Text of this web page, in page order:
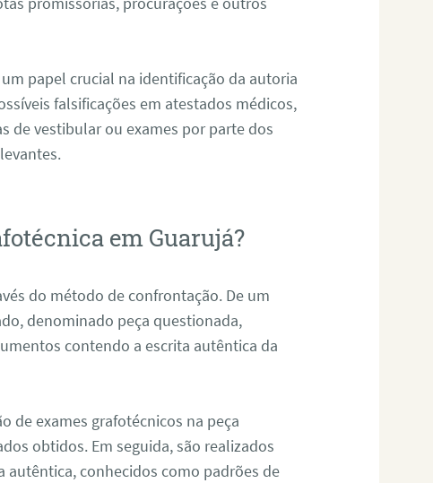
papel crucial na identificação da autoria
falsificações em atestados médicos,
de vestibular ou exames por parte dos
em Guarujá?
do método de confrontação. De um
denominado peça questionada,
contendo a escrita autêntica da
de exames grafotécnicos na peça
obtidos. Em seguida, são realizados
autêntica, conhecidos como padrões de